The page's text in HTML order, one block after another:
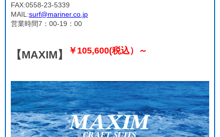
FAX:0558-23-5339
MAIL:surf@mariner.co.jp
営業時間7：00-19：00
【MAXIM】 ￥105,600(税込）～